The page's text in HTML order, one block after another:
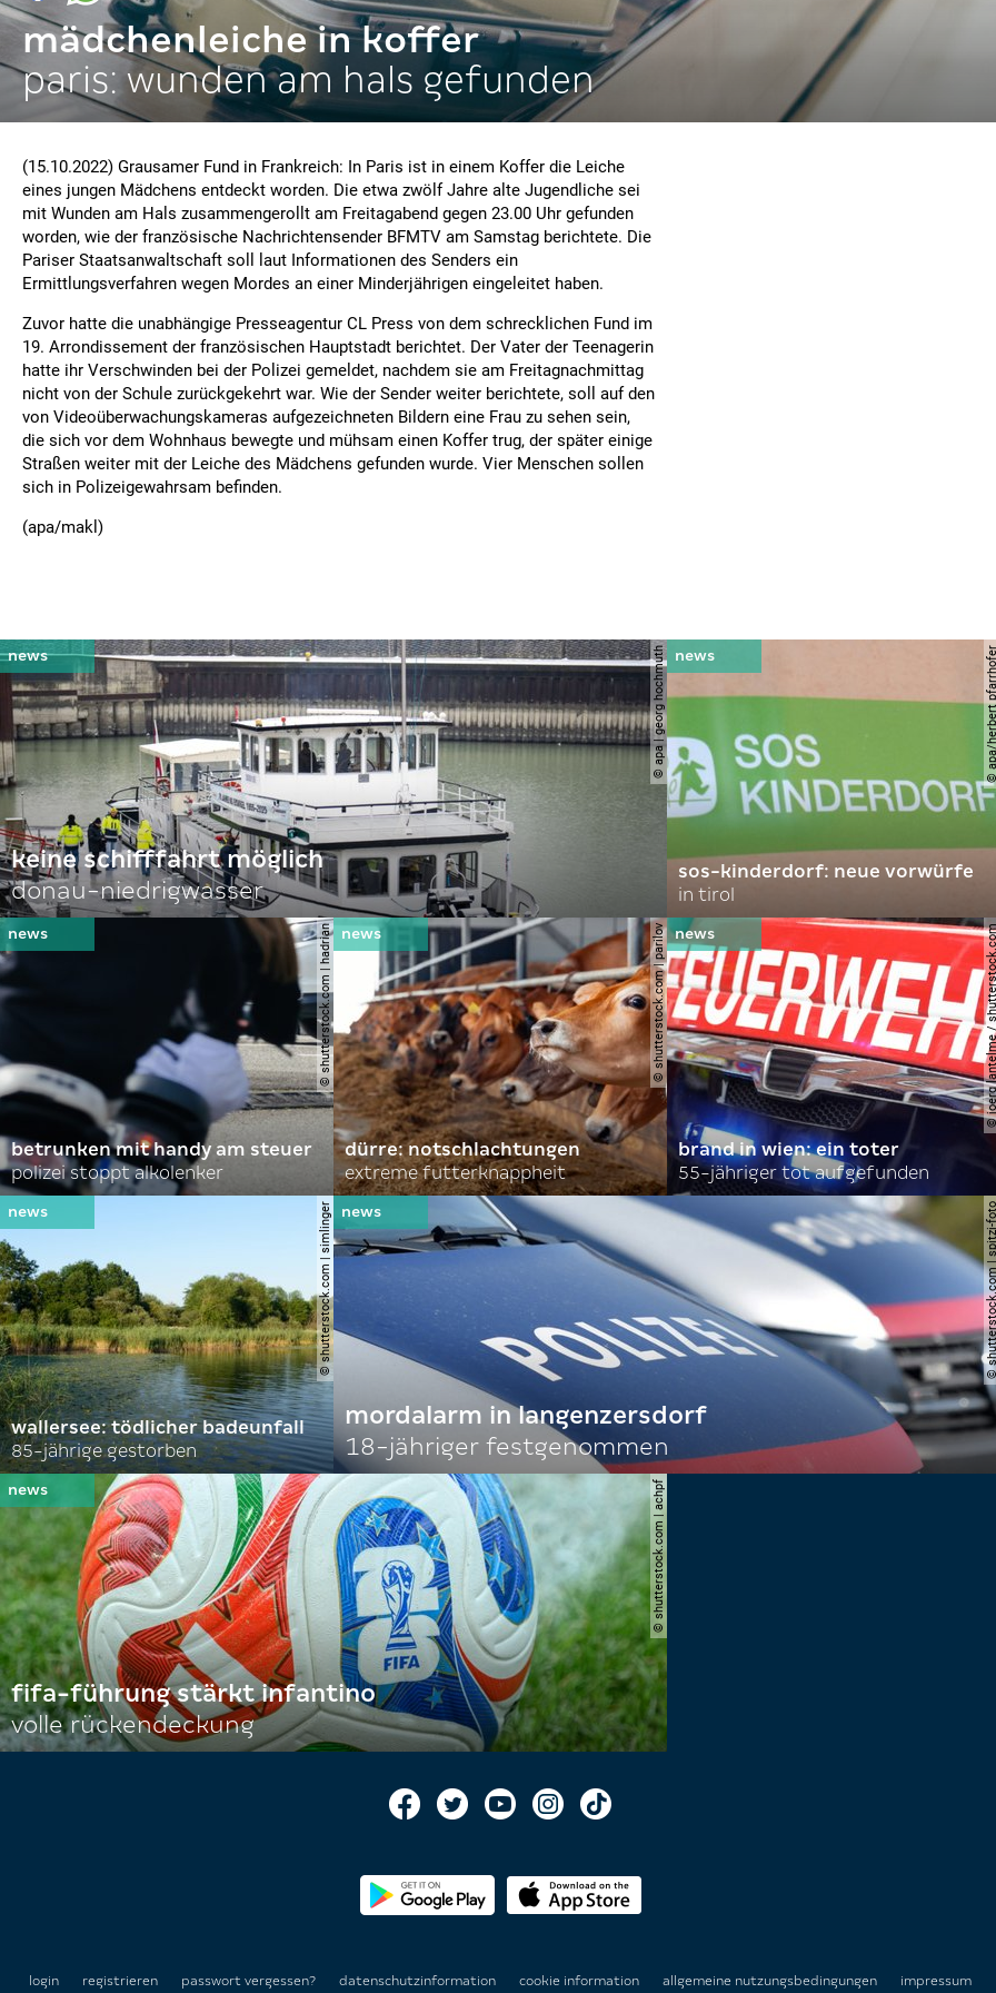
mädchenleiche in koffer
paris: wunden am hals gefunden
(15.10.2022) Grausamer Fund in Frankreich: In Paris ist in einem Koffer die Leiche
eines jungen Mädchens entdeckt worden. Die etwa zwölf Jahre alte Jugendliche sei
mit Wunden am Hals zusammengerollt am Freitagabend gegen 23.00 Uhr gefunden
worden, wie der französische Nachrichtensender BFMTV am Samstag berichtete. Die
Pariser Staatsanwaltschaft soll laut Informationen des Senders ein
Ermittlungsverfahren wegen Mordes an einer Minderjährigen eingeleitet haben.
Zuvor hatte die unabhängige Presseagentur CL Press von dem schrecklichen Fund im
19. Arrondissement der französischen Hauptstadt berichtet. Der Vater der Teenagerin
hatte ihr Verschwinden bei der Polizei gemeldet, nachdem sie am Freitagnachmittag
nicht von der Schule zurückgekehrt war. Wie der Sender weiter berichtete, soll auf den
von Videoüberwachungskameras aufgezeichneten Bildern eine Frau zu sehen sein,
die sich vor dem Wohnhaus bewegte und mühsam einen Koffer trug, der später einige
Straßen weiter mit der Leiche des Mädchens gefunden wurde. Vier Menschen sollen
sich in Polizeigewahrsam befinden.
(apa/makl)
© apa | georg hochmuth
keine schifffahrt möglich
donau-niedrigwasser
© apa/
sos-kinderdorf: neue vorwürfe
in tirol
© shutterstock.com | hadrian
betrunken mit handy am steuer
polizei stoppt alkolenker
© shutterstock.com | parilov
dürre: notschlachtungen
extreme futterknappheit
© joerg
brand in wien: ein toter
55-jähriger tot aufgefunden
© shutterstock.com | simlinger
wallersee: tödlicher badeunfall
85-jährige gestorben
©
mordalarm in langenzersdorf
18-jähriger festgenommen
© shutterstock.com | achpf
fifa-führung stärkt infantino
volle rückendeckung
login registrieren passwort vergessen? datenschutzinformation cookie information allgemeine nutzungsbedingungen impressum